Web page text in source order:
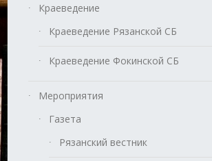
Краеведение
Краеведение Рязанской СБ
Краеведение Фокинской СБ
Мероприятия
Газета
Рязанский вестник